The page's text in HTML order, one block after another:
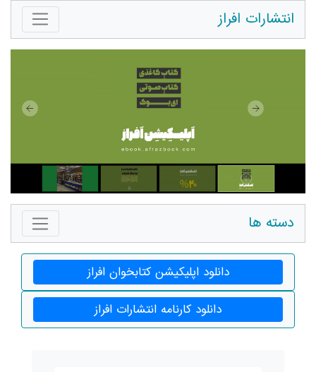
انتشارات افراز
دسته ها
دانلود اپلیکیشن کتابخوان افراز
دانلود کارنامه انتشارات افراز